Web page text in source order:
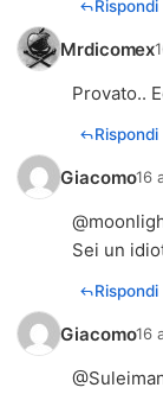
Rispondi
Mrdicomex
Provato..
Rispondi
Giacomo16
@
Sei un
Rispondi
Giacomo16
@